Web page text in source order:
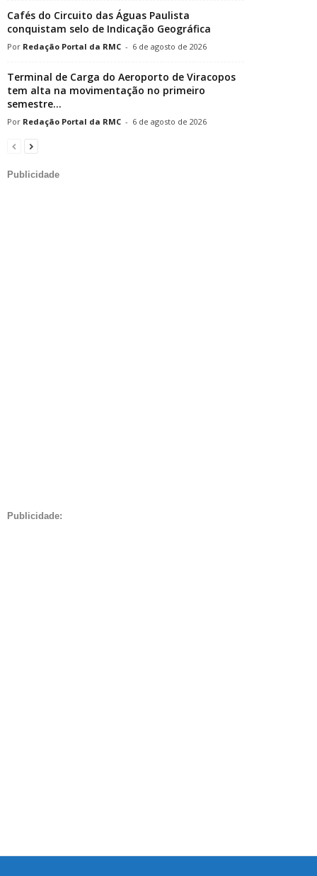
Cafés do Circuito das Águas Paulista
conquistam selo de Indicação Geográfica
Redação Portal da RMC - 6 de agosto de 2026
Terminal de Carga do Aeroporto de Viracopos
tem alta na movimentação no primeiro
semestre...
Redação Portal da RMC - 6 de agosto de 2026
Publicidade
Publicidade: